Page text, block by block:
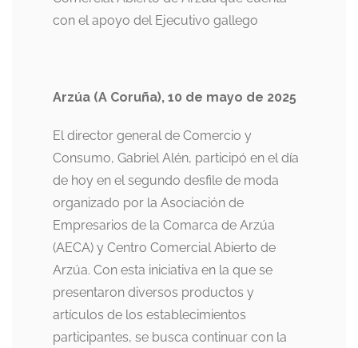
con el apoyo del Ejecutivo gallego
Arzúa (A Coruña), 10 de mayo de 2025
El director general de Comercio y
Consumo, Gabriel Alén, participó en el día
de hoy en el segundo desfile de moda
organizado por la Asociación de
Empresarios de la Comarca de Arzúa
(AECA) y Centro Comercial Abierto de
Arzúa. Con esta iniciativa en la que se
presentaron diversos productos y
artículos de los establecimientos
participantes, se busca continuar con la